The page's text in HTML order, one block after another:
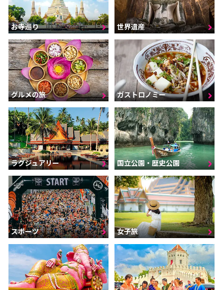
お寺巡り 世界遺産
グルメの旅 ガストロノミー
ラグジュアリー 国立公園・歴史公園
スポーツ 女子旅